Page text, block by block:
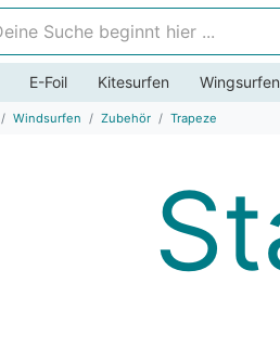
E-Foil Kitesurfen Wingsurfen
Windsurfen Zubehör Trapeze